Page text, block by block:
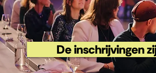
De inschrijvingen